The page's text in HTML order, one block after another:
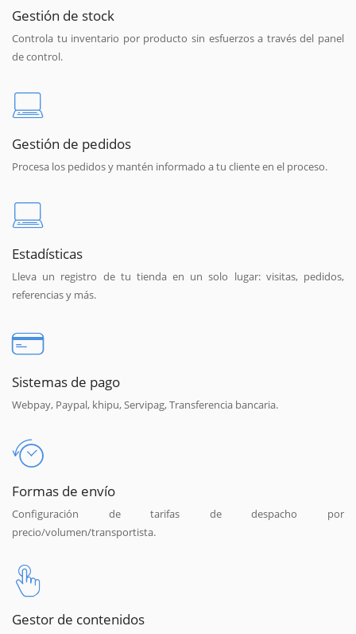
Gestión de stock
Controla tu inventario por producto sin esfuerzos a través del panel
de control.
Gestión de pedidos
Procesa los pedidos y mantén informado a tu cliente en el proceso.
Estadísticas
Lleva un registro de tu tienda en un solo lugar: visitas, pedidos,
referencias y más.
Sistemas de pago
Webpay, Paypal, khipu, Servipag, Transferencia bancaria.
Formas de envío
Configuración de tarifas de despacho por
precio/volumen/transportista.
Gestor de contenidos